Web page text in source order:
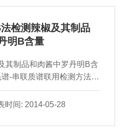
检测辣椒及其制品
明B含量
其制品和肉酱中罗丹明B含
-串联质谱联用检测方法。
，经中性氧化铝固相萃取柱
间: 2014-05-28